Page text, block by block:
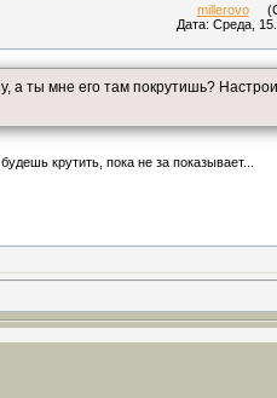
millerovo
Дата: Среда,
а ты мне его там покрутишь?
крутить, пока не за показывает...